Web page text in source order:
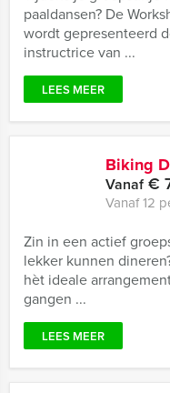
paaldansen? De
wordt gepresenteerd
instructrice van ...
LEES MEER
Biking
Vanaf€
Vanaf 12
Zin in een actief
lekker kunnen
hèt ideale
gangen ...
LEES MEER